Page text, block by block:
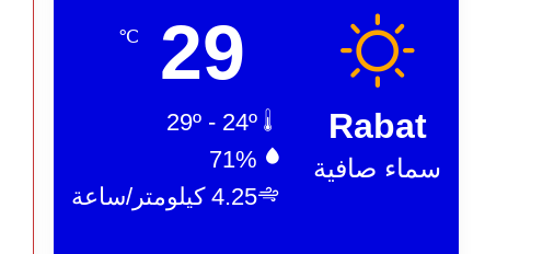
Rabat
سماء صافية
29
℃
71%
4.25 كيلومتر/ساعة